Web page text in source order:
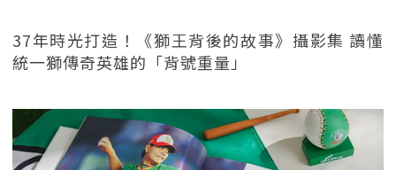
37年時光打造！《獅王背後的故事》攝影集 讀懂
統一獅傳奇英雄的「背號重量」